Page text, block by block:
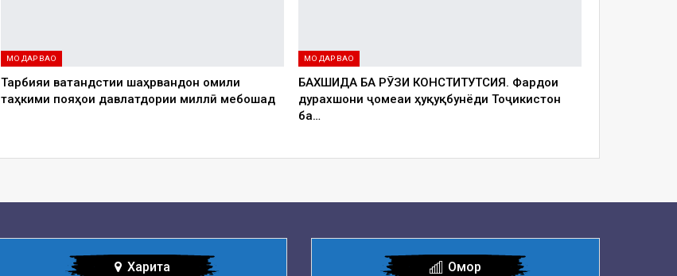
МО ДАР ВАО
Тарбияи ватандӯстии шаҳрвандон омили
таҳкими пояҳои давлатдории миллӣ мебошад
МО ДАР ВАО
БАХШИДА БА РӮЗИ КОНСТИТУТСИЯ. Фардои
дурахшони ҷомеаи ҳуқуқбунёди Тоҷикистон
ба…
Харита Омор